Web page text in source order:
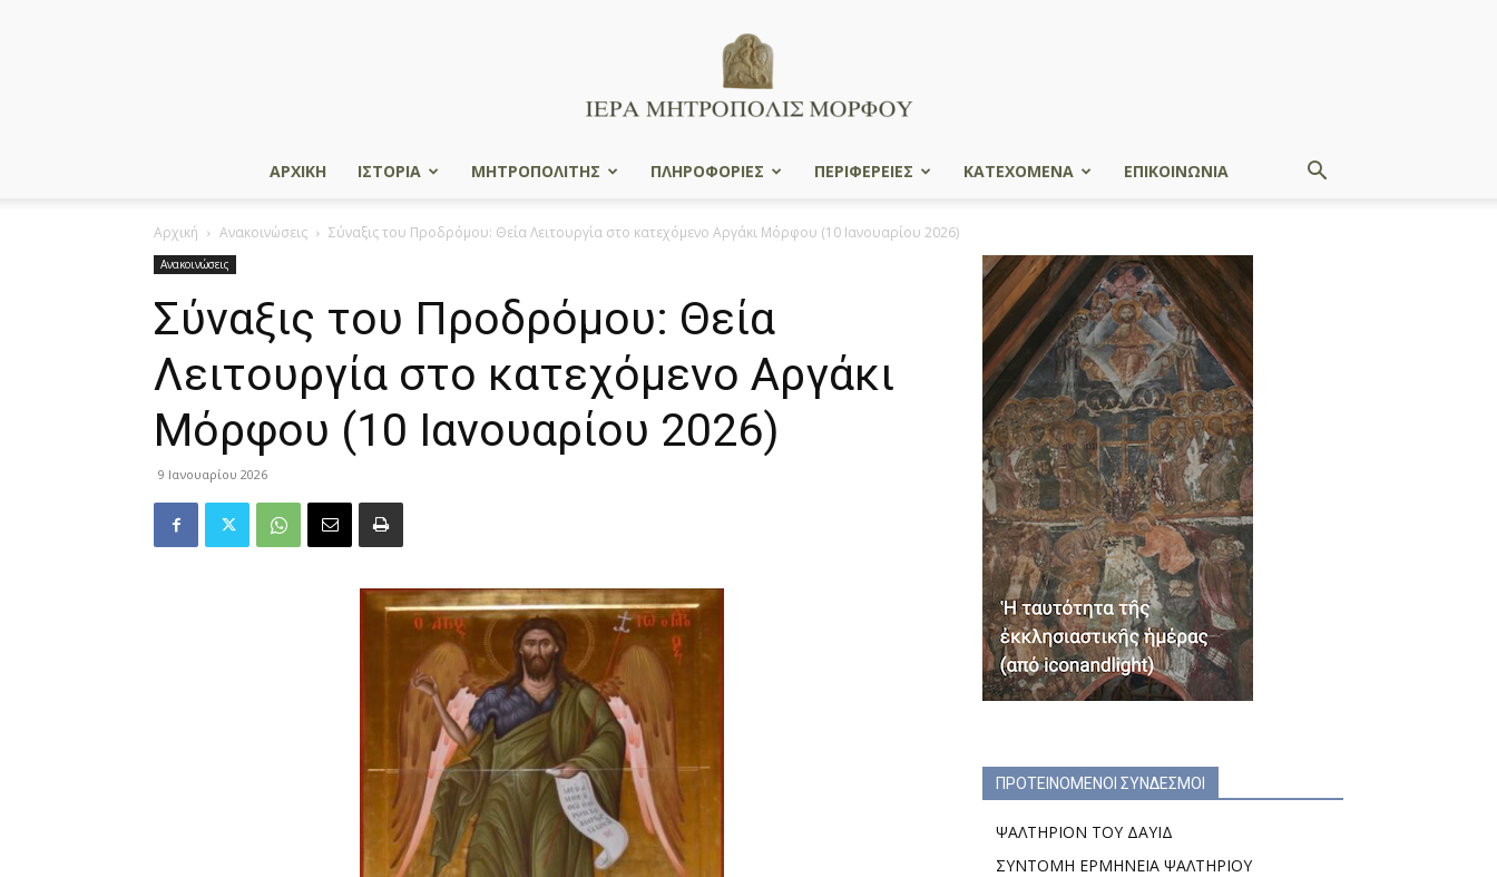
ΑΡΧΙΚΗ ΙΣΤΟΡΙΑ ΜΗΤΡΟΠΟΛΙΤΗΣ ΠΛΗΡΟΦΟΡΙΕΣ ΠΕΡΙΦΕΡΕΙΕΣ ΚΑΤΕΧΟΜΕΝΑ ΕΠΙΚΟΙΝΩΝΙΑ
Αρχική Ανακοινώσεις Σύναξις του Προδρόμου: Θεία Λειτουργία στο κατεχόμενο Αργάκι Μόρφου (10 Ιανουαρίου 2026)
Ανακοινώσεις
Σύναξις του Προδρόμου: Θεία
Λειτουργία στο κατεχόμενο Αργάκι
Μόρφου (10 Ιανουαρίου 2026)
9 Ιανουαρίου 2026
ΠΡΟΤΕΙΝΟΜΕΝΟΙ ΣΥΝΔΕΣΜΟΙ
ΨΑΛΤΗΡΙΟΝ ΤΟΥ ΔΑΥΙΔ
ΣΥΝΤΟΜΗ ΕΡΜΗΝΕΙΑ ΨΑΛΤΗΡΙΟΥ